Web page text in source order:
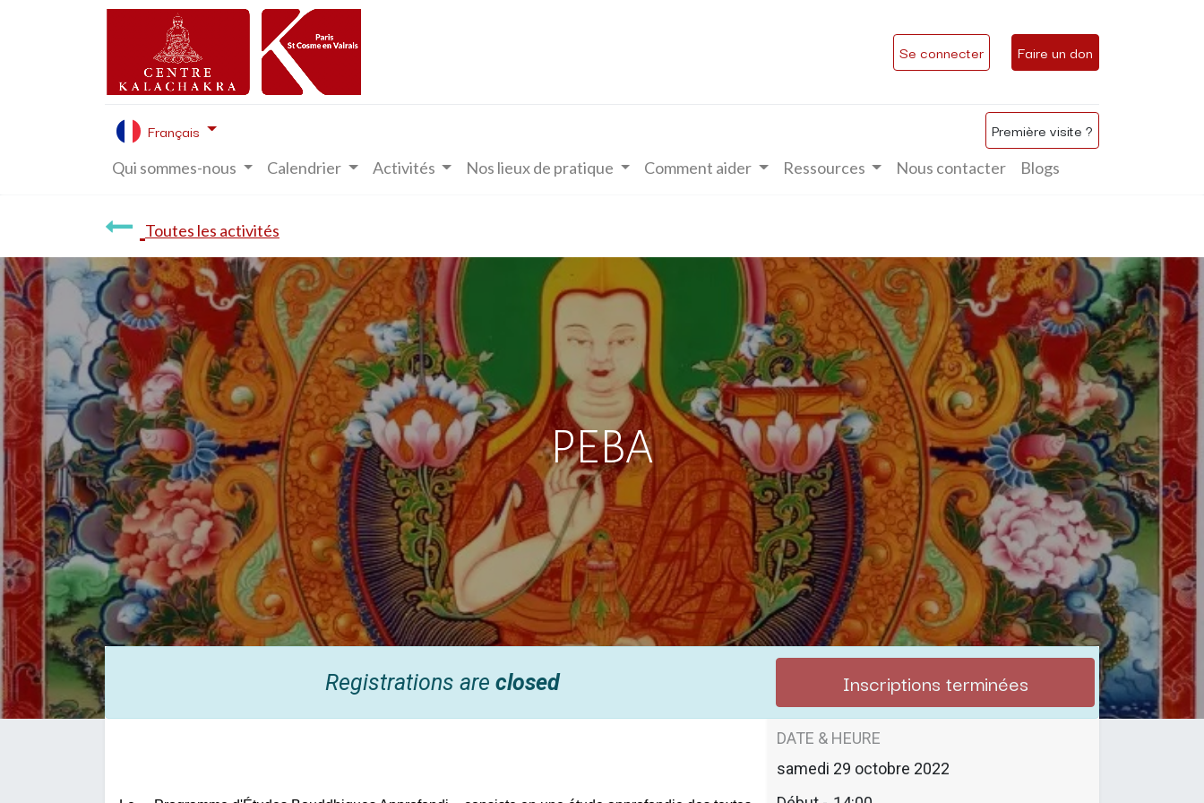
Se connecter Faire un don
Français Première visite ?
Qui sommes-nous Calendrier Activités Nos lieux de pratique Comment aider Ressources Nous contacter Blogs
Toutes les activités
PEBA
Registrations are closed Inscriptions terminées
DATE & HEURE
samedi 29 octobre 2022